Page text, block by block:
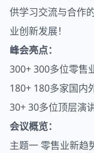
供学习交流与合作
业创新发展！
峰会亮点：
300+ 300多位零售
180+ 180多家国内
30+ 30多位顶层演
会议概览：
主题一 零售业新趋